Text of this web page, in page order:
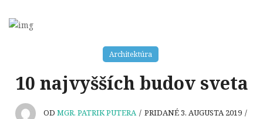
Architektúra
10 najvyšších budov sveta
OD MGR. PATRIK PUTERA / PRIDANÉ 3. AUGUSTA 2019 /